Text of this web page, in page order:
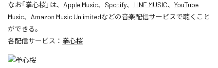
なお「拳心桜」は、 Apple Music、 Spotify、 LINE MUSIC、 YouTube
Music、 Amazon Music Unlimitedなどの音楽配信サービスで聴くこと
ができる。
各配信サービス： 拳心桜